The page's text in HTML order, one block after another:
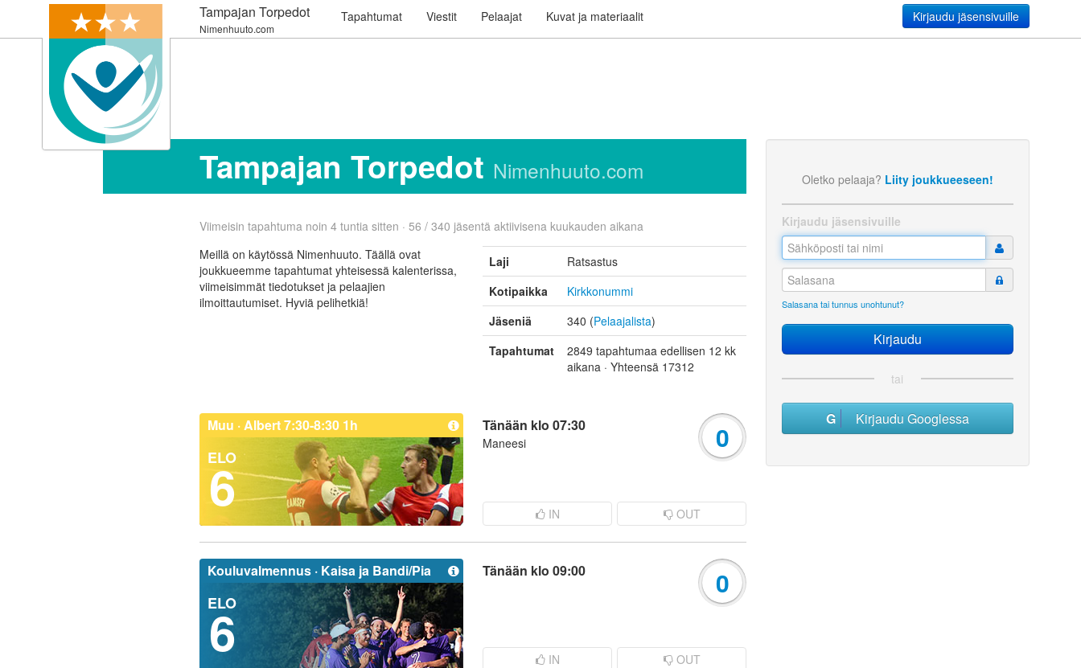
Tampajan Torpedot
Nimenhuuto.com
Tapahtumat Viestit Pelaajat Kuvat ja materiaalit Kirjaudu jäsensivuille
Tampajan Torpedot Nimenhuuto.com
Viimeisin tapahtuma noin 4 tuntia sitten · 56 / 340 jäsentä aktiivisena kuukauden aikana
Meillä on käytössä Nimenhuuto. Täällä ovat
joukkueemme tapahtumat yhteisessä kalenterissa,
viimeisimmät tiedotukset ja pelaajien
ilmoittautumiset. Hyviä pelihetkiä!
Laji
Ratsastus
Kotipaikka
Kirkkonummi
Jäseniä
340 (Pelaajalista)
Tapahtumat
2849 tapahtumaa edellisen 12 kk
aikana · Yhteensä 17312
Muu ·Albert 7:30-8:30 1h
ELO
6
0
Tänään klo 07:30
Maneesi
IN OUT
Kouluvalmennus · Kaisa ja Bandi/Pia
ELO
6
0
Tänään klo 09:00
IN OUT
Oletko pelaaja? Liity joukkueeseen!
Kirjaudu jäsensivuille
Salasana tai tunnus unohtunut?
tai
Kirjaudu Googlessa